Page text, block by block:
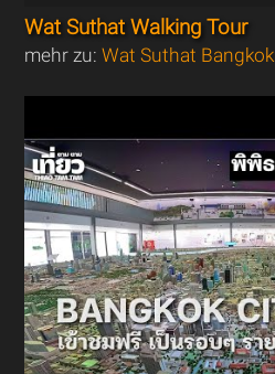
Wat Suthat Walking Tour
mehr zu:Wat Suthat Bangkok